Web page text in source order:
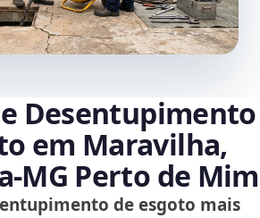
Desentupimento
em Maravilha,
Perto de Mim
de esgoto mais